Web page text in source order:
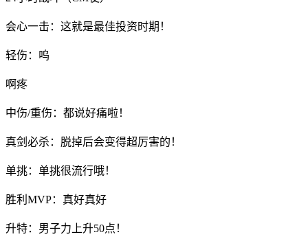
会心一击：这就是最佳投资时期！
轻伤：呜
啊疼
中伤/重伤：都说好痛啦！
真剑必杀：脱掉后会变得超厉害的！
单挑：单挑很流行哦！
胜利MVP：真好真好
升特：男子力上升50点！